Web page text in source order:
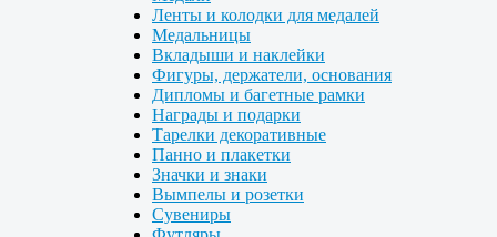
Ленты и колодки для медалей
Медальницы
Вкладыши и наклейки
Фигуры, держатели, основания
Дипломы и багетные рамки
Награды и подарки
Тарелки декоративные
Панно и плакетки
Значки и знаки
Вымпелы и розетки
Сувениры